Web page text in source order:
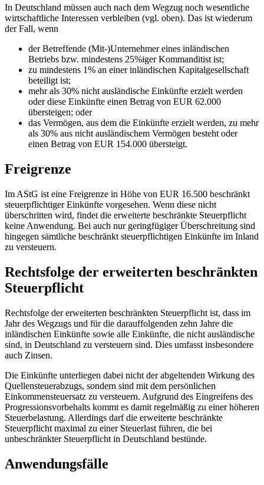
In Deutschland müssen auch nach dem Wegzug noch wesentliche
wirtschaftliche Interessen verbleiben (vgl. oben). Das ist wiederum
der Fall, wenn
der Betreffende (Mit-)Unternehmer eines inländischen
Betriebs bzw. mindestens 25%iger Kommanditist ist;
zu mindestens 1% an einer inländischen Kapitalgesellschaft
beteiligt ist;
mehr als 30% nicht ausländische Einkünfte erzielt werden
oder diese Einkünfte einen Betrag von EUR 62.000
übersteigen; oder
das Vermögen, aus dem die Einkünfte erzielt werden, zu mehr
als 30% aus nicht ausländischem Vermögen besteht oder
einen Betrag von EUR 154.000 übersteigt.
Freigrenze
Im AStG ist eine Freigrenze in Höhe von EUR 16.500 beschränkt
steuerpflichtiger Einkünfte vorgesehen. Wenn diese nicht
überschritten wird, findet die erweiterte beschränkte Steuerpflicht
keine Anwendung. Bei auch nur geringfügiger Überschreitung sind
hingegen sämtliche beschränkt steuerpflichtigen Einkünfte im Inland
zu versteuern.
Rechtsfolge der erweiterten beschränkten
Steuerpflicht
Rechtsfolge der erweiterten beschränkten Steuerpflicht ist, dass im
Jahr des Wegzugs und für die darauffolgenden zehn Jahre die
inländischen Einkünfte sowie alle Einkünfte, die nicht ausländische
sind, in Deutschland zu versteuern sind. Dies umfasst insbesondere
auch Zinsen.
Die Einkünfte unterliegen dabei nicht der abgeltenden Wirkung des
Quellensteuerabzugs, sondern sind mit dem persönlichen
Einkommensteuersatz zu versteuern. Aufgrund des Eingreifens des
Progressionsvorbehalts kommt es damit regelmäßig zu einer höheren
Steuerbelastung. Allerdings darf die erweiterte beschränkte
Steuerpflicht maximal zu einer Steuerlast führen, die bei
unbeschränkter Steuerpflicht in Deutschland bestünde.
Anwendungsfälle